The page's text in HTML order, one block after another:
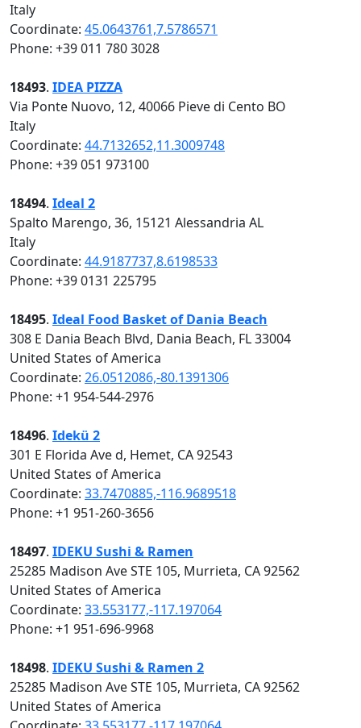
Italy
Coordinate: 45.0643761,7.5786571
Phone: +39 011 780 3028
18493. IDEA PIZZA
Via Ponte Nuovo, 12, 40066 Pieve di Cento BO
Italy
Coordinate: 44.7132652,11.3009748
Phone: +39 051 973100
18494. Ideal 2
Spalto Marengo, 36, 15121 Alessandria AL
Italy
Coordinate: 44.9187737,8.6198533
Phone: +39 0131 225795
18495. Ideal Food Basket of Dania Beach
308 E Dania Beach Blvd, Dania Beach, FL 33004
United States of America
Coordinate: 26.0512086,-80.1391306
Phone: +1 954-544-2976
18496. Idekü 2
301 E Florida Ave d, Hemet, CA 92543
United States of America
Coordinate: 33.7470885,-116.9689518
Phone: +1 951-260-3656
18497. IDEKU Sushi & Ramen
25285 Madison Ave STE 105, Murrieta, CA 92562
United States of America
Coordinate: 33.553177,-117.197064
Phone: +1 951-696-9968
18498. IDEKU Sushi & Ramen 2
25285 Madison Ave STE 105, Murrieta, CA 92562
United States of America